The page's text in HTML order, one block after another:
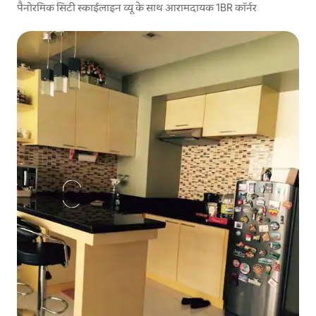
पैनोरमिक सिटी स्काईलाइन व्यू के साथ आरामदायक 1BR कॉर्नर